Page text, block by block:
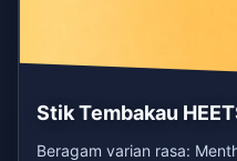
Stik Tembakau
Beragam varian rasa: